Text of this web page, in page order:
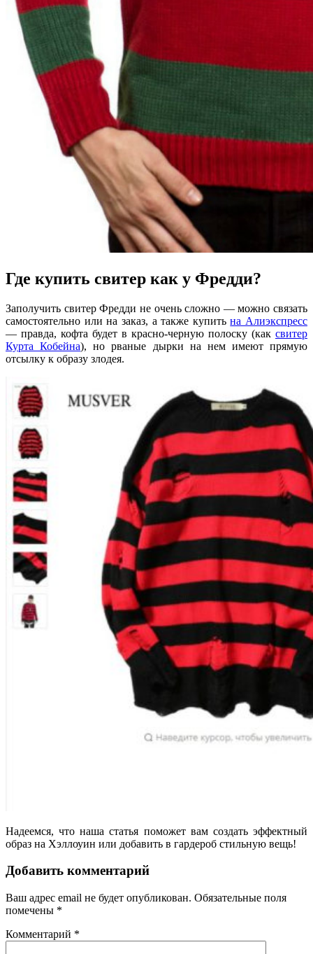
Где купить свитер как у Фредди?
Заполучить свитер Фредди не очень сложно — можно связать
самостоятельно или на заказ, а также купитьна Алиэкспресс
— правда, кофта будет в красно-черную полоску (как свитер
Курта Кобейна), но рваные дырки на нем имеют прямую
отсылку к образу злодея.
Надеемся, что наша статья поможет вам создать эффектный
образ на Хэллоуин или добавить в гардероб стильную вещь!
Добавить комментарий
Ваш адрес email не будет опубликован. Обязательные поля
помечены *
Комментарий *